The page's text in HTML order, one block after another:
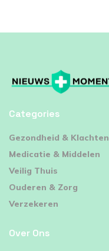
Categories
⁠Gezondheid & Klachten
Medicatie & Middelen
Veilig Thuis
Ouderen & Zorg
Verzekeren
Over Ons